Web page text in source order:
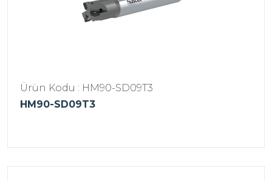
Ürün Kodu : HM90-SD09T3
HM90-SD09T3